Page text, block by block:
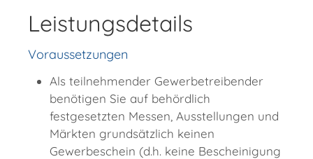
Leistungsdetails
Voraussetzungen
Als teilnehmender Gewerbetreibender
benötigen Sie auf behördlich
festgesetzten Messen, Ausstellungen und
Märkten grundsätzlich keinen
Gewerbeschein (d.h. keine Bescheinigung